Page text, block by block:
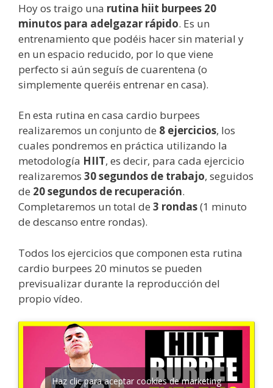
Hoy os traigo una rutina hiit burpees 20
minutos para adelgazar rápido. Es un
entrenamiento que podéis hacer sin material y
en un espacio reducido, por lo que viene
perfecto si aún seguís de cuarentena (o
simplemente queréis entrenar en casa).
En esta rutina en casa cardio burpees
realizaremos un conjunto de 8 ejercicios, los
cuales pondremos en práctica utilizando la
metodología HIIT, es decir, para cada ejercicio
realizaremos 30 segundos de trabajo, seguidos
de 20 segundos de recuperación.
Completaremos un total de 3 rondas(1 minuto
de descanso entre rondas).
Todos los ejercicios que componen esta rutina
cardio burpees 20 minutos se pueden
previsualizar durante la reproducción del
propio vídeo.
Haz clic para aceptar cookies de marketing